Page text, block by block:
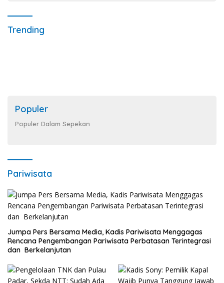
Trending
Populer
Populer Dalam Sepekan
Pariwisata
Jumpa Pers Bersama Media, Kadis Pariwisata Menggagas
Rencana Pengembangan Pariwisata Perbatasan Terintegrasi
dan Berkelanjutan